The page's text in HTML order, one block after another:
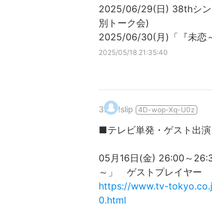
2025/06/29(日) 38thシン
別トーク会)
2025/06/30(月)「『未恋
2025/05/18 21:35:40
3. !slip 4D-wop-Xq-U0z
■テレビ単発・ゲスト出演
05月16日(金) 26:00～
～」 ゲストプレイヤー
https://www.tv-
0.html